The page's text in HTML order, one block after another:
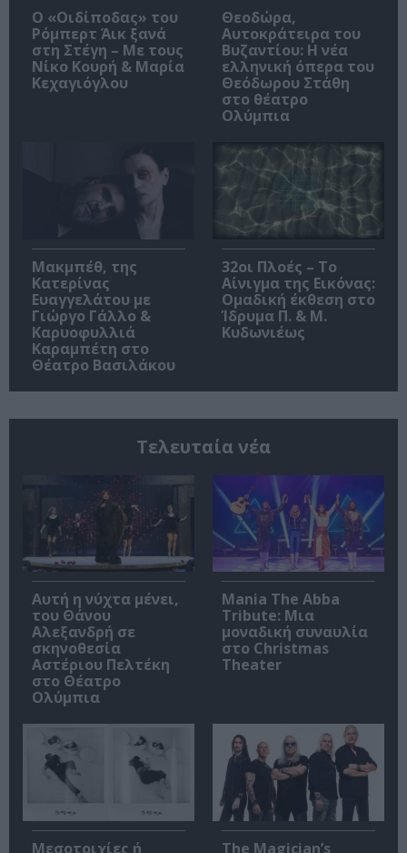
O «Οιδίποδας» του
Ρόμπερτ Άικ ξανά
στη Στέγη – Με τους
Νίκο Κουρή & Μαρία
Κεχαγιόγλου
Θεοδώρα,
Αυτοκράτειρα του
Βυζαντίου: Η νέα
ελληνική όπερα του
Θεόδωρου Στάθη
στο θέατρο
Ολύμπια
Μακμπέθ, της
Κατερίνας
Ευαγγελάτου με
Γιώργο Γάλλο &
Καρυοφυλλιά
Καραμπέτη στο
Θέατρο Βασιλάκου
32οι Πλοές – Το
Αίνιγμα της Εικόνας:
Ομαδική έκθεση στο
Ίδρυμα Π. & Μ.
Κυδωνιέως
Τελευταία νέα
Αυτή η νύχτα μένει,
του Θάνου
Αλεξανδρή σε
σκηνοθεσία
Αστέριου Πελτέκη
στο Θέατρο
Ολύμπια
Mania The Abba
Tribute: Μια
μοναδική συναυλία
στο Christmas
Theater
Μεσοτοιχίες ή
The Magician’s